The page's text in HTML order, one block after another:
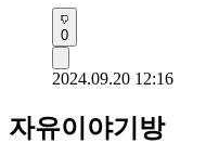
0
2024.09.20 12:16
자유이야기방